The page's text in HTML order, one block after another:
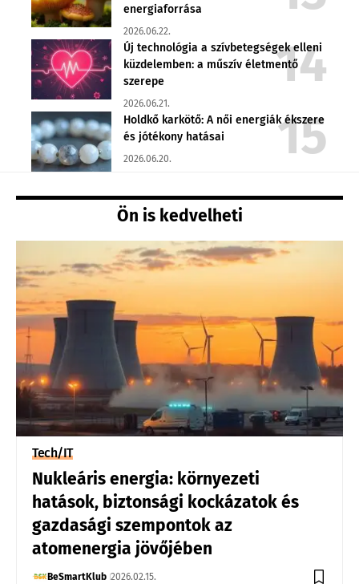
energiaforrása
2026.06.22.
Új technológia a szívbetegségek elleni
küzdelemben: a műszív életmentő
szerepe
2026.06.21.
Holdkő karkötő: A női energiák ékszere
és jótékony hatásai
2026.06.20.
Ön is kedvelheti
Tech/IT
Nukleáris energia: környezeti
hatások, biztonsági kockázatok és
gazdasági szempontok az
atomenergia jövőjében
BeSmartKlub 2026.02.15.